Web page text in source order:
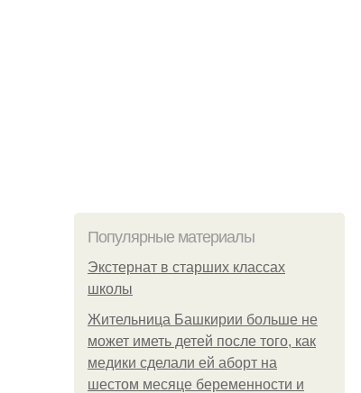
Популярные материалы
Экстернат в старших классах
школы
Жительница Башкирии больше не
может иметь детей после того, как
медики сделали ей аборт на
шестом месяце беременности и